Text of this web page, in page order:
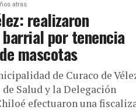
atras
realizaron
por tenencia
mascotas
de Curaco de
Salud y la Delegación
efectuaron una